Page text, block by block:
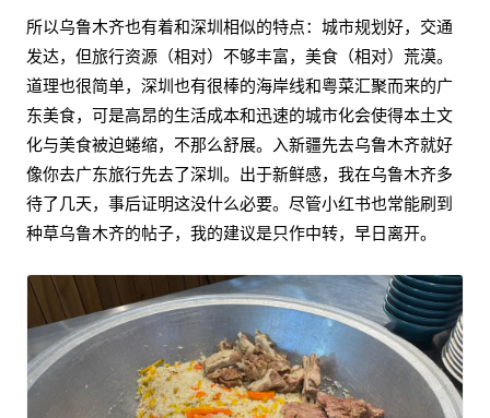
所以乌鲁木齐也有着和深圳相似的特点：城市规划好，交通
发达，但旅行资源（相对）不够丰富，美食（相对）荒漠。
道理也很简单，深圳也有很棒的海岸线和粤菜汇聚而来的广
东美食，可是高昂的生活成本和迅速的城市化会使得本土文
化与美食被迫蜷缩，不那么舒展。入新疆先去乌鲁木齐就好
像你去广东旅行先去了深圳。出于新鲜感，我在乌鲁木齐多
待了几天，事后证明这没什么必要。尽管小红书也常能刷到
种草乌鲁木齐的帖子，我的建议是只作中转，早日离开。